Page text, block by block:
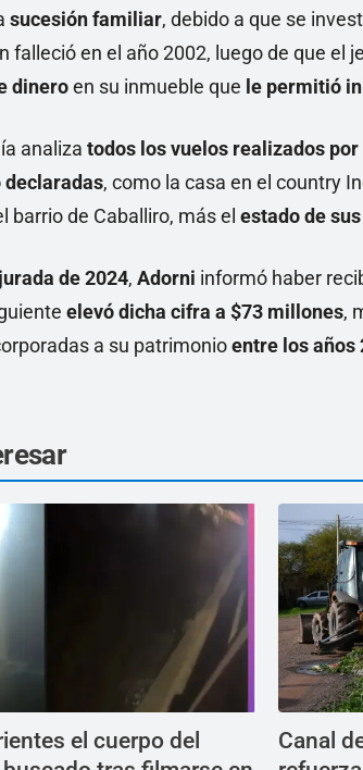
sucesión familiar, debido a que se
falleció en el año 2002, luego de que el
dineroen su inmueble que le permitió
analiza todos los vuelos realizados
declaradas, como la casa en el country
barrio de Caballiro, más el estado de
de 2024, Adorni informó haber
elevó dicha cifra a $73 millones,
a su patrimonioentre los años
el cuerpo del
Canal